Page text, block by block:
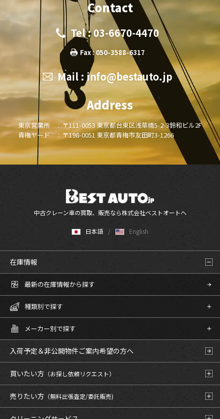
Contact
Tel : 03-6670-4470
Fax : 050-3588-6317
Mail : info@bestauto.jp
Address
東京営業所 : 〒111-0053 東京都台東区浅草橋5-2-3鈴和ビル2F
青梅ヤード : 〒198-0051 東京都青梅市友田町3-1266
中古クレーン車の買取、販売なら株式会社ベストオートへ
日本語 English
在庫情報
最新の在庫情報から探す
種類別で探す
メーカー別で探す
入荷予定＆非公開物件ご案内希望の方へ
買いたい方 （お探し依頼リクエスト）
売りたい方（無料出張査定/委託販売)